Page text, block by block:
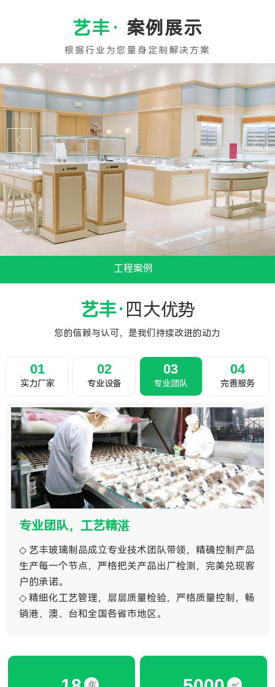
案例展示
工程案例
艺丰· 四大优势
您的信赖与认可，是我们持续改进的动力
01
实力厂家
02
专业设备
03
专业团队
04
完善服务
专业团队，工艺精湛
◇ 艺丰玻璃制品成立专业技术团队带领，精确控制产品
生产每一个节点，严格把关产品出厂检测，完美兑现客
户的承诺。
◇ 精细化工艺管理，层层质量检验，严格质量控制，畅
销港、澳、台和全国各省市地区。
年 ㎡